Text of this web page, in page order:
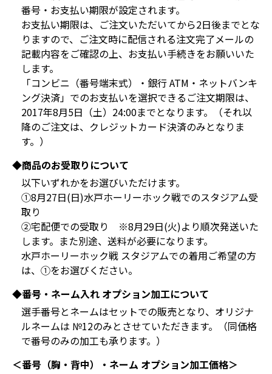
番号・お支払い期限が設定されます。
お支払い期限は、ご注文いただいてから2日後までとな
りますので、ご注文時に配信される注文完了メールの
記載内容をご確認の上、お支払い手続きをお願いいた
します。
「コンビニ（番号端末式）・銀行 ATM・ネットバンキ
ング決済」でのお支払いを選択できるご注文期限は、
2017年8月5日（土）24:00までとなります。（それ以
降のご注文は、クレジットカード決済のみとなりま
す。）
◆商品のお受取りについて
以下いずれかをお選びいただけます。
①8月27日(日)水戸ホーリーホック戦でのスタジアム受
取り
②宅配便での受取り ※8月29日(火)より順次発送いた
します。また別途、送料が必要になります。
水戸ホーリーホック戦 スタジアムでの着用ご希望の方
は、①をお選びください。
◆番号・ネーム入れ オプション加工について
選手番号とネームはセットでの販売となり、オリジナ
ルネームは №12のみとさせていただきます。（同価格
で番号のみの加工も承ります。）
＜番号（胸・背中）・ネーム オプション加工価格＞